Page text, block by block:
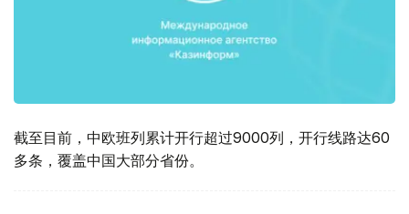
截至目前，中欧班列累计开行超过9000列，开行线路达60
多条，覆盖中国大部分省份。